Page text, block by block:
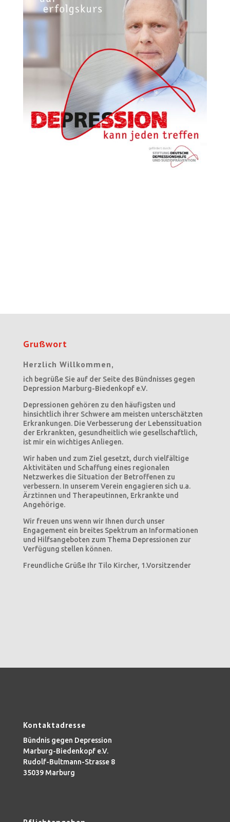
Grußwort
Herzlich Willkommen,
ich begrüße Sie auf der Seite des Bündnisses gegen
Depression Marburg-Biedenkopf e.V.
Depressionen gehören zu den häufigsten und
hinsichtlich ihrer Schwere am meisten unterschätzten
Erkrankungen. Die Verbesserung der Lebenssituation
der Erkrankten, gesundheitlich wie gesellschaftlich,
ist mir ein wichtiges Anliegen.
Wir haben und zum Ziel gesetzt, durch vielfältige
Aktivitäten und Schaffung eines regionalen
Netzwerkes die Situation der Betroffenen zu
verbessern. In unserem Verein engagieren sich u.a.
Ärztinnen und Therapeutinnen, Erkrankte und
Angehörige.
Wir freuen uns wenn wir Ihnen durch unser
Engagement ein breites Spektrum an Informationen
und Hilfsangeboten zum Thema Depressionen zur
Verfügung stellen können.
Freundliche Grüße Ihr Tilo Kircher, 1.Vorsitzender
Kontaktadresse
Bündnis gegen Depression
Marburg-Biedenkopf e.V.
Rudolf-Bultmann-Strasse 8
35039 Marburg